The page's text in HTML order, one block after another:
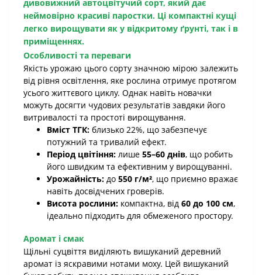
дивовижний автоцвітучий сорт, який дає
неймовірно красиві паростки. Ці компактні кущі
легко вирощувати як у відкритому ґрунті, так і в
приміщеннях.
Особливості та переваги
Якість урожаю цього сорту значною мірою залежить
від рівня освітлення, яке рослина отримує протягом
усього життєвого циклу. Однак навіть новачки
можуть досягти чудових результатів завдяки його
витривалості та простоті вирощування.
Вміст ТГК: близько 22%, що забезпечує
потужний та тривалий ефект.
Період цвітіння: лише 55–60 днів, що робить
його швидким та ефективним у вирощуванні.
Урожайність: до 550 г/м², що приємно вражає
навіть досвідчених гроверів.
Висота рослини: компактна, від 60 до 100 см,
ідеально підходить для обмеженого простору.
Аромат і смак
Щільні суцвіття виділяють вишуканий деревний
аромат із яскравими нотами моху. Цей вишуканий